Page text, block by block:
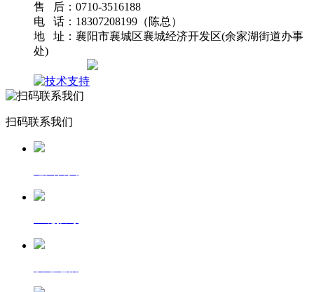
售 后：0710-3516188
电 话：18307208199（陈总）
地 址：襄阳市襄城区襄城经济开发区(余家湖街道办事
处)
扫码联系我们